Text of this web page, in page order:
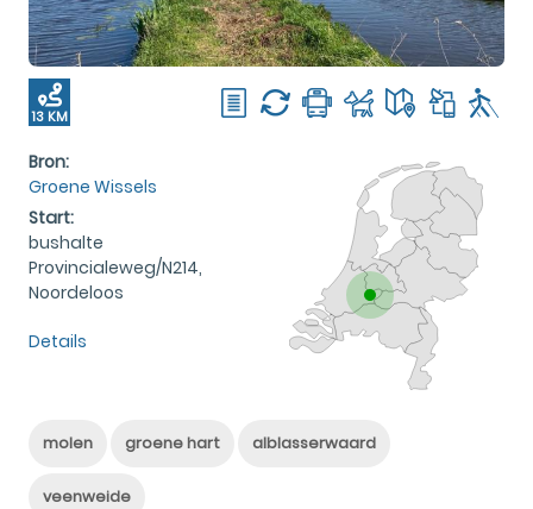
13 KM
Bron:
Groene Wissels
Start:
bushalte
Provincialeweg/N214,
Noordeloos
Details
molen groene hart alblasserwaard
veenweide